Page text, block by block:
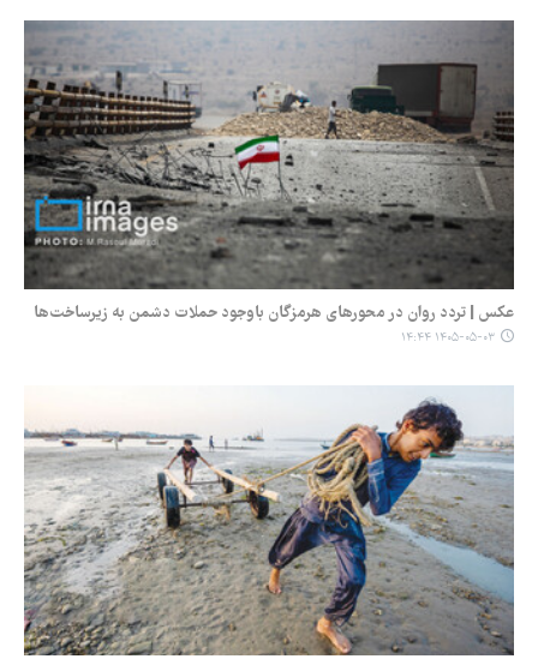
عکس | تردد روان در محورهای هرمزگان باوجود حملات دشمن به زیرساخت‌ها
۱۴۰۵-۰۵-۰۳ ۱۴:۴۴